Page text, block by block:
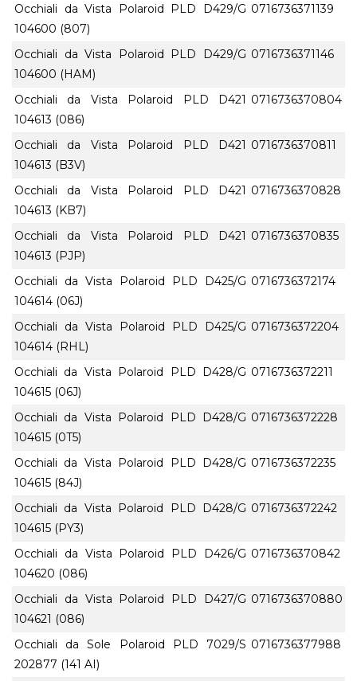
Occhiali da Vista Polaroid PLD D429/G
104600 (807)
0716736371139
Occhiali da Vista Polaroid PLD D429/G
104600 (HAM)
0716736371146
Occhiali da Vista Polaroid PLD D421
104613 (086)
0716736370804
Occhiali da Vista Polaroid PLD D421
104613 (B3V)
0716736370811
Occhiali da Vista Polaroid PLD D421
104613 (KB7)
0716736370828
Occhiali da Vista Polaroid PLD D421
104613 (PJP)
0716736370835
Occhiali da Vista Polaroid PLD D425/G
104614 (06J)
0716736372174
Occhiali da Vista Polaroid PLD D425/G
104614 (RHL)
0716736372204
Occhiali da Vista Polaroid PLD D428/G
104615 (06J)
0716736372211
Occhiali da Vista Polaroid PLD D428/G
104615 (0T5)
0716736372228
Occhiali da Vista Polaroid PLD D428/G
104615 (84J)
0716736372235
Occhiali da Vista Polaroid PLD D428/G
104615 (PY3)
0716736372242
Occhiali da Vista Polaroid PLD D426/G
104620 (086)
0716736370842
Occhiali da Vista Polaroid PLD D427/G
104621 (086)
0716736370880
Occhiali da Sole Polaroid PLD 7029/S
202877 (141 AI)
0716736377988